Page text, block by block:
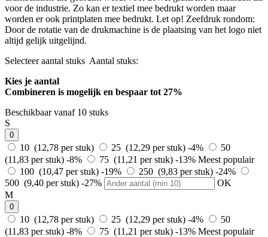
voor de industrie. Zo kan er textiel mee bedrukt worden maar
worden er ook printplaten mee bedrukt. Let op! Zeefdruk rondom:
Door de rotatie van de drukmachine is de plaatsing van het logo niet
altijd gelijk uitgelijnd.
Selecteer aantal stuks Aantal stuks:
Kies je aantal
Combineren is mogelijk en bespaar tot 27%
Beschikbaar vanaf 10 stuks
S
0
10 (12,78 per stuk) 25 (12,29 per stuk) -4%
50
(11,83 per stuk) -8% 75 (11,21 per stuk) -13% Meest populair
100 (10,47 per stuk) -19% 250 (9,83 per stuk) -24%
500 (9,40 per stuk) -27%
OK
M
0
10 (12,78 per stuk) 25 (12,29 per stuk) -4%
50
(11,83 per stuk) -8% 75 (11,21 per stuk) -13% Meest populair